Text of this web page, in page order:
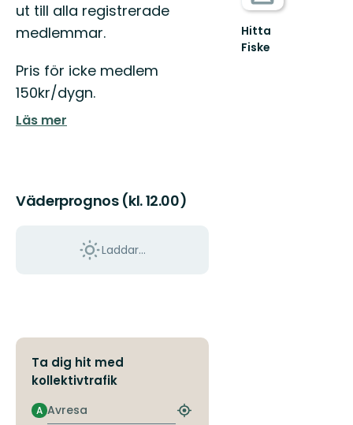
ut till alla registrerade
medlemmar.
Pris för icke medlem
150kr/dygn.
Läs mer
Väderprognos (kl. 12.00)
Laddar...
Ta dig hit med
kollektivtrafik
Avresa
A
Hitta
Hitta
Fiske